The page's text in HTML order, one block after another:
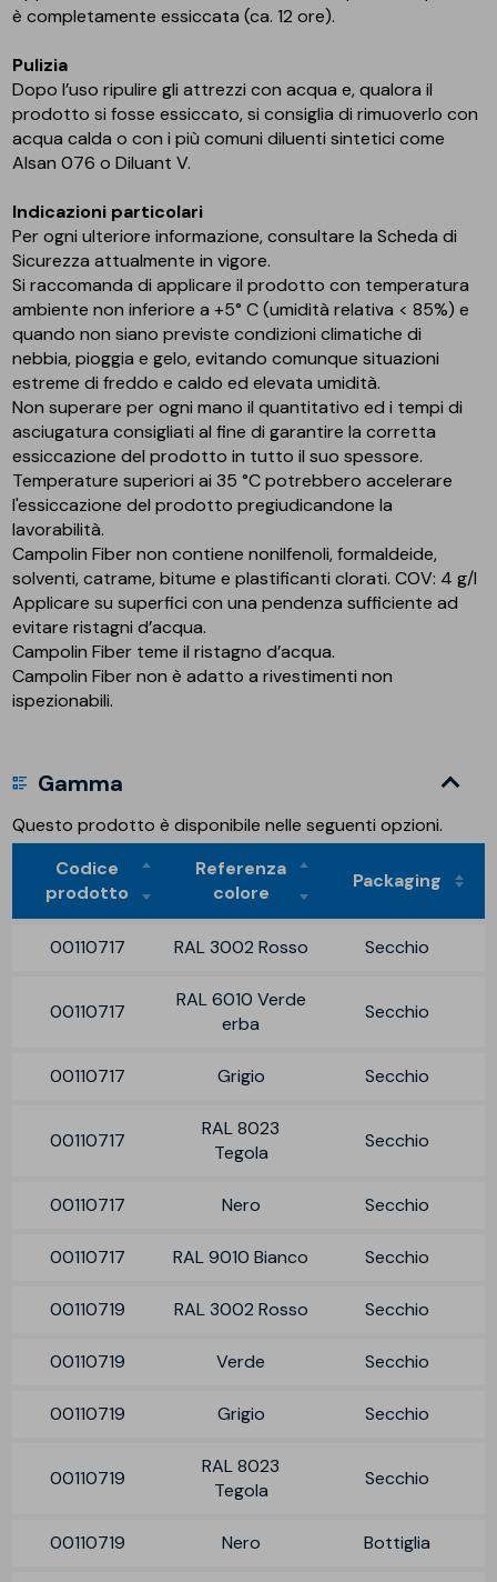
è completamente essiccata (ca. 12 ore).
Pulizia
Dopo l’uso ripulire gli attrezzi con acqua e, qualora il
prodotto si fosse essiccato, si consiglia di rimuoverlo con
acqua calda o con i più comuni diluenti sintetici come
Alsan 076 o Diluant V.
Indicazioni particolari
Per ogni ulteriore informazione, consultare la Scheda di
Sicurezza attualmente in vigore.
Si raccomanda di applicare il prodotto con temperatura
ambiente non inferiore a +5° C (umidità relativa < 85%) e
quando non siano previste condizioni climatiche di
nebbia, pioggia e gelo, evitando comunque situazioni
estreme di freddo e caldo ed elevata umidità.
Non superare per ogni mano il quantitativo ed i tempi di
asciugatura consigliati al fine di garantire la corretta
essiccazione del prodotto in tutto il suo spessore.
Temperature superiori ai 35 °C potrebbero accelerare
l'essiccazione del prodotto pregiudicandone la
lavorabilità.
Campolin Fiber non contiene nonilfenoli, formaldeide,
solventi, catrame, bitume e plastificanti clorati. COV: 4 g/l
Applicare su superfici con una pendenza sufficiente ad
evitare ristagni d’acqua.
Campolin Fiber teme il ristagno d’acqua.
Campolin Fiber non è adatto a rivestimenti non
ispezionabili.
Gamma
Questo prodotto è disponibile nelle seguenti opzioni.
Codice
prodotto
Referenza
colore
Packaging
00110717 RAL 3002 Rosso Secchio
00110717
RAL 6010 Verde
erba
Secchio
00110717 Grigio Secchio
00110717
RAL 8023
Tegola
Secchio
00110717 Nero Secchio
00110717 RAL 9010 Bianco Secchio
00110719 RAL 3002 Rosso Secchio
00110719 Verde Secchio
00110719 Grigio Secchio
00110719
RAL 8023
Tegola
Secchio
00110719 Nero Bottiglia